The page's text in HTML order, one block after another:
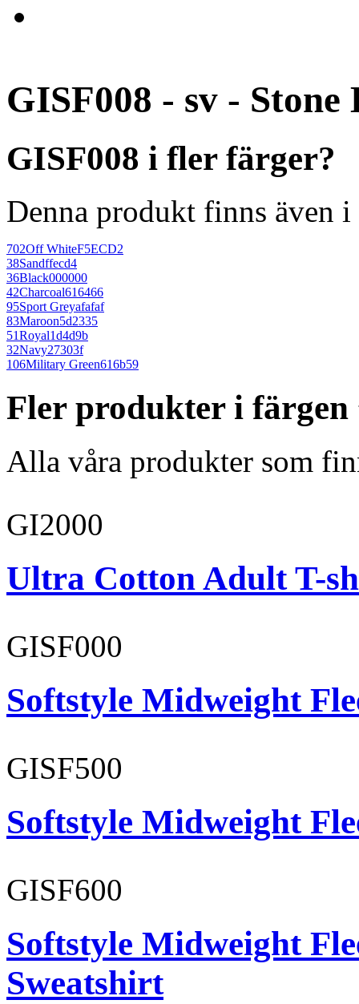
GISF008 - sv - Stone
GISF008 i fler färger?
Denna produkt finns även
702Off WhiteF5ECD2
38Sandffecd4
36Black000000
42Charcoal616466
95Sport Greyafafaf
83Maroon5d2335
51Royal1d4d9b
32Navy27303f
106Military Green616b59
Fler produkter i färgen
Alla våra produkter som
GI2000
Ultra Cotton Adult T-
GISF000
Softstyle Midweight
GISF500
Softstyle Midweight
GISF600
Softstyle Midweight
Sweatshirt